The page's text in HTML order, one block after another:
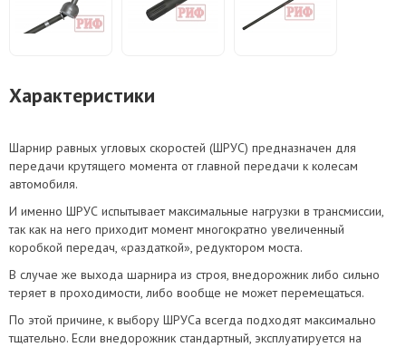
Характеристики
Шарнир равных угловых скоростей (ШРУС) предназначен для
передачи крутящего момента от главной передачи к колесам
автомобиля.
И именно ШРУС испытывает максимальные нагрузки в трансмиссии,
так как на него приходит момент многократно увеличенный
коробкой передач, «раздаткой», редуктором моста.
В случае же выхода шарнира из строя, внедорожник либо сильно
теряет в проходимости, либо вообще не может перемещаться.
По этой причине, к выбору ШРУСа всегда подходят максимально
тщательно. Если внедорожник стандартный, эксплуатируется на